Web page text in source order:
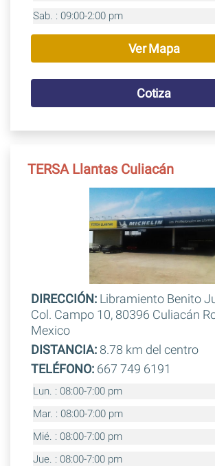
Sab. : 09:00-2:00 pm
Ver Mapa
Cotiza
TERSA Llantas Culiacán
DIRECCIÓN:Libramiento Benito
Col. Campo 10, 80396 Culiacán
Mexico
DISTANCIA:8.78 km del centro
TELÉFONO:667 749 6191
Lun. : 08:00-7:00 pm
Mar. : 08:00-7:00 pm
Mié. : 08:00-7:00 pm
Jue. : 08:00-7:00 pm